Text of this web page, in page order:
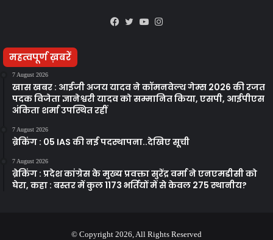
Facebook
TwitterYouTube
महत्वपूर्ण ख़बरें
7 August 2026
खास खबर : आईजी अजय यादव ने कॉमनवेल्थ गेम्स 2026 की रजत
पदक विजेता ज्ञानेश्वरी यादव को सम्मानित किया, एसपी, आईपीएस
अंकिता शर्मा उपस्थित रहीं
7 August 2026
ब्रेकिंग : 05 IAS की नई पदस्थापना..देखिए सूची
7 August 2026
ब्रेकिंग : प्रदेश कांग्रेस के मुख्य प्रवक्ता सुरेंद्र वर्मा ने एनएमडीसी को
घेरा, कहा : बस्तर में कुल 1173 भर्तियों में से केवल 275 स्थानीय?
© Copyright 2026, All Rights Reserved